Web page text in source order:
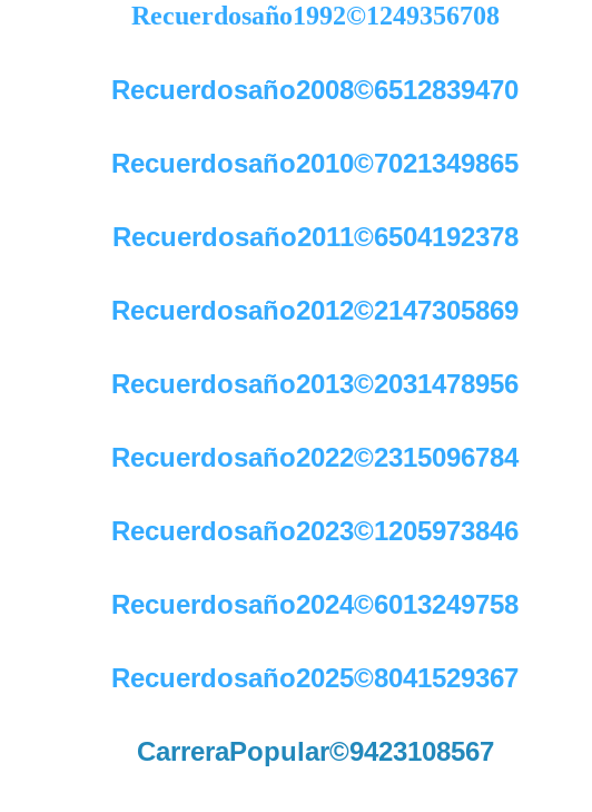
Recuerdosaño1992©1249356708
Recuerdosaño2008©6512839470
Recuerdosaño2010©7021349865
Recuerdosaño2011©6504192378
Recuerdosaño2012©2147305869
Recuerdosaño2013©2031478956
Recuerdosaño2022©2315096784
Recuerdosaño2023©1205973846
Recuerdosaño2024©6013249758
Recuerdosaño2025©8041529367
CarreraPopular©9423108567